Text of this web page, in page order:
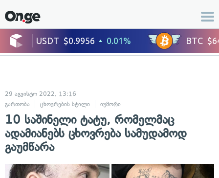
29 აგვისტო 2022, 13:16
გართობა
ცხოვრების სტილი იუმორი
10 საშინელი ტატუ, რომელმაც
ადამიანებს ცხოვრება სამუდამოდ
გაუმწარა